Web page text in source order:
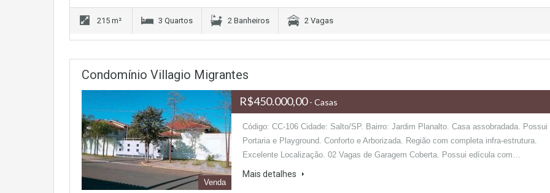
215 m² 3 Quartos 2 Banheiros 2 Vagas
Condomínio Villagio Migrantes
Venda
R$450.000,00- Casas
Código: CC-106 Cidade: Salto/SP. Bairro: Jardim Planalto. Casa assobradada. Possui
Portaria e Playground. Conforto e Arborizada. Região com completa infra-estrutura.
Excelente Localização. 02 Vagas de Garagem Coberta. Possui edícula com…
Mais detalhes